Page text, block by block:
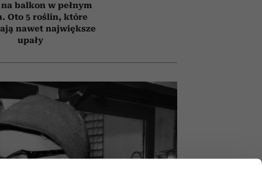
balkon w pełnym
Oto 5 roślin, które
nawet największe
upały